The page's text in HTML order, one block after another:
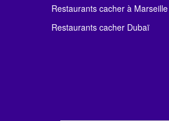
Restaurants cacher à Marseille
Restaurants cacher Dubaï